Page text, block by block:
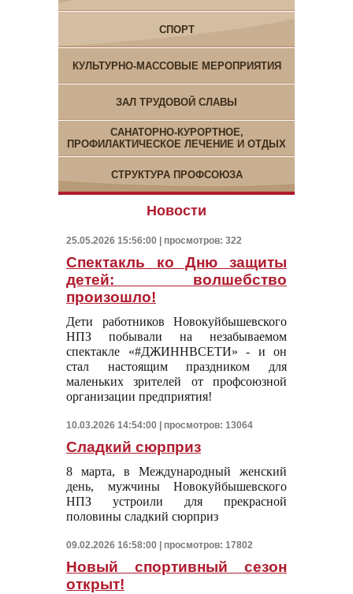
СПОРТ
КУЛЬТУРНО-МАССОВЫЕ МЕРОПРИЯТИЯ
ЗАЛ ТРУДОВОЙ СЛАВЫ
САНАТОРНО-КУРОРТНОЕ,
ПРОФИЛАКТИЧЕСКОЕ ЛЕЧЕНИЕ И ОТДЫХ
СТРУКТУРА ПРОФСОЮЗА
Новости
25.05.2026 15:56:00 | просмотров: 322
Спектакль ко Дню защиты
детей: волшебство
произошло!
Дети работников Новокуйбышевского
НПЗ побывали на незабываемом
спектакле «#ДЖИННВСЕТИ» - и он
стал настоящим праздником для
маленьких зрителей от профсоюзной
организации предприятия!
10.03.2026 14:54:00 | просмотров: 13064
Сладкий сюрприз
8 марта, в Международный женский
день, мужчины Новокуйбышевского
НПЗ устроили для прекрасной
половины сладкий сюрприз
09.02.2026 16:58:00 | просмотров: 17802
Новый спортивный сезон
открыт!